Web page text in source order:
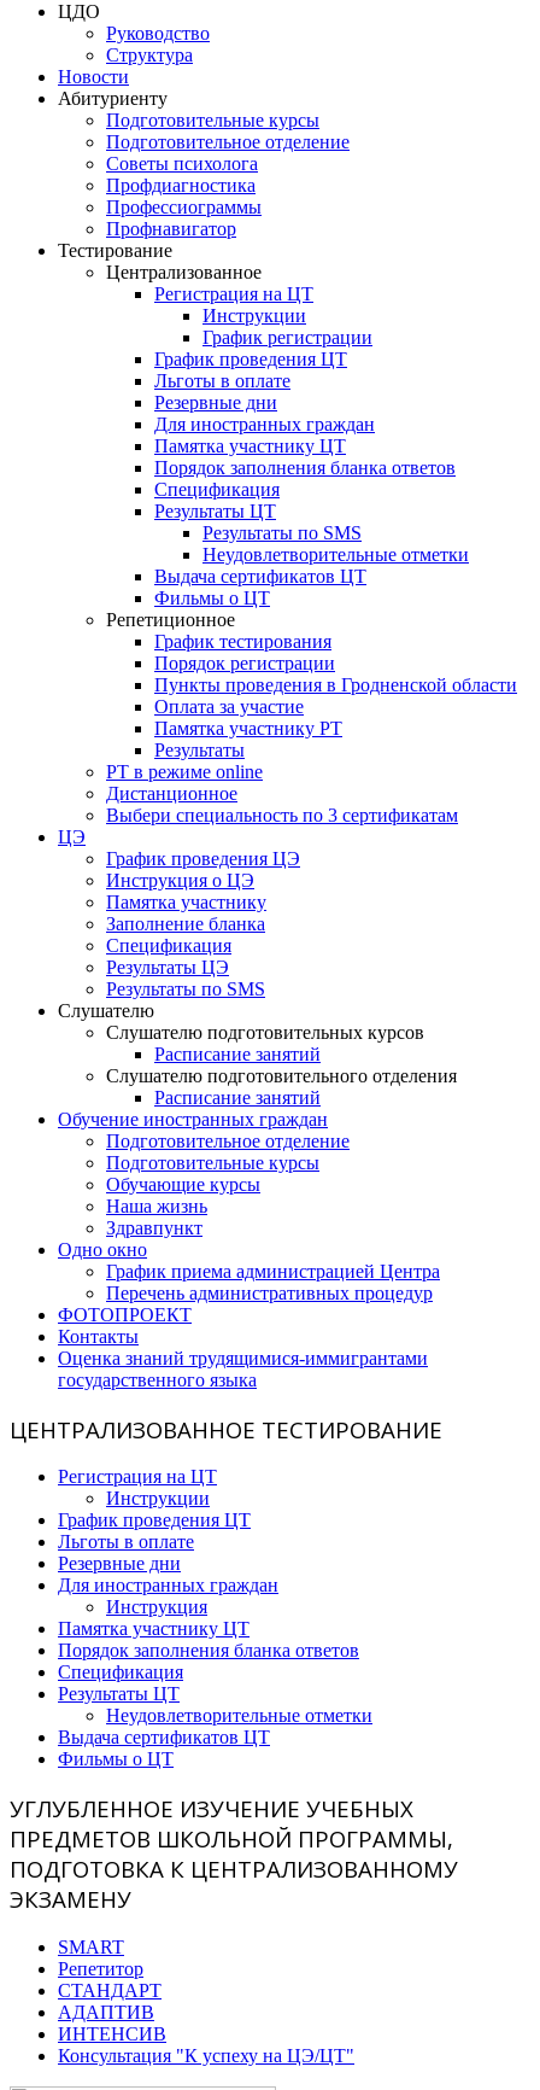
ЦДО
Руководство
Структура
Новости
Абитуриенту
Подготовительные курсы
Подготовительное отделение
Советы психолога
Профдиагностика
Профессиограммы
Профнавигатор
Тестирование
Централизованное
Регистрация на ЦТ
Инструкции
График регистрации
График проведения ЦТ
Льготы в оплате
Резервные дни
Для иностранных граждан
Памятка участнику ЦТ
Порядок заполнения бланка ответов
Спецификация
Результаты ЦТ
Результаты по SMS
Неудовлетворительные отметки
Выдача сертификатов ЦТ
Фильмы о ЦТ
Репетиционное
График тестирования
Порядок регистрации
Пункты проведения в Гродненской области
Оплата за участие
Памятка участнику РТ
Результаты
РТ в режиме online
Дистанционное
Выбери специальность по 3 сертификатам
ЦЭ
График проведения ЦЭ
Инструкция о ЦЭ
Памятка участнику
Заполнение бланка
Спецификация
Результаты ЦЭ
Результаты по SMS
Слушателю
Слушателю подготовительных курсов
Расписание занятий
Слушателю подготовительного отделения
Расписание занятий
Обучение иностранных граждан
Подготовительное отделение
Подготовительные курсы
Обучающие курсы
Наша жизнь
Здравпункт
Одно окно
График приема администрацией Центра
Перечень административных процедур
ФОТОПРОЕКТ
Контакты
Оценка знаний трудящимися-иммигрантами
государственного языка
ЦЕНТРАЛИЗОВАННОЕ ТЕСТИРОВАНИЕ
Регистрация на ЦТ
Инструкции
График проведения ЦТ
Льготы в оплате
Резервные дни
Для иностранных граждан
Инструкция
Памятка участнику ЦТ
Порядок заполнения бланка ответов
Спецификация
Результаты ЦТ
Неудовлетворительные отметки
Выдача сертификатов ЦТ
Фильмы о ЦТ
УГЛУБЛЕННОЕ ИЗУЧЕНИЕ УЧЕБНЫХ
ПРЕДМЕТОВ ШКОЛЬНОЙ ПРОГРАММЫ,
ПОДГОТОВКА К ЦЕНТРАЛИЗОВАННОМУ
ЭКЗАМЕНУ
SMART
Репетитор
СТАНДАРТ
АДАПТИВ
ИНТЕНСИВ
Консультация "К успеху на ЦЭ/ЦТ"